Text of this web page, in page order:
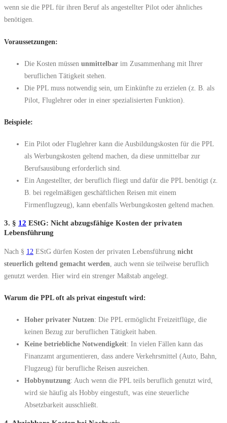
wenn sie die PPL für ihren Beruf als angestellter Pilot oder ähnliches
benötigen.
Voraussetzungen:
Die Kosten müssen unmittelbar im Zusammenhang mit Ihrer
beruflichen Tätigkeit stehen.
Die PPL muss notwendig sein, um Einkünfte zu erzielen (z. B. als
Pilot, Fluglehrer oder in einer spezialisierten Funktion).
Beispiele:
Ein Pilot oder Fluglehrer kann die Ausbildungskosten für die PPL
als Werbungskosten geltend machen, da diese unmittelbar zur
Berufsausübung erforderlich sind.
Ein Angestellter, der beruflich fliegt und dafür die PPL benötigt (z.
B. bei regelmäßigen geschäftlichen Reisen mit einem
Firmenflugzeug), kann ebenfalls Werbungskosten geltend machen.
3. § 12 EStG: Nicht abzugsfähige Kosten der privaten
Lebensführung
Nach § 12 EStG dürfen Kosten der privaten Lebensführung nicht
steuerlich geltend gemacht werden , auch wenn sie teilweise beruflich
genutzt werden. Hier wird ein strenger Maßstab angelegt.
Warum die PPL oft als privat eingestuft wird:
Hoher privater Nutzen: Die PPL ermöglicht Freizeitflüge, die
keinen Bezug zur beruflichen Tätigkeit haben.
Keine betriebliche Notwendigkeit: In vielen Fällen kann das
Finanzamt argumentieren, dass andere Verkehrsmittel (Auto, Bahn,
Flugzeug) für berufliche Reisen ausreichen.
Hobbynutzung: Auch wenn die PPL teils beruflich genutzt wird,
wird sie häufig als Hobby eingestuft, was eine steuerliche
Absetzbarkeit ausschließt.